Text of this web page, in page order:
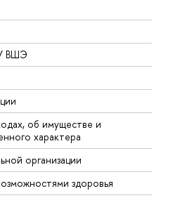
ВШЭ
об имуществе и
характера
организации
здоровья